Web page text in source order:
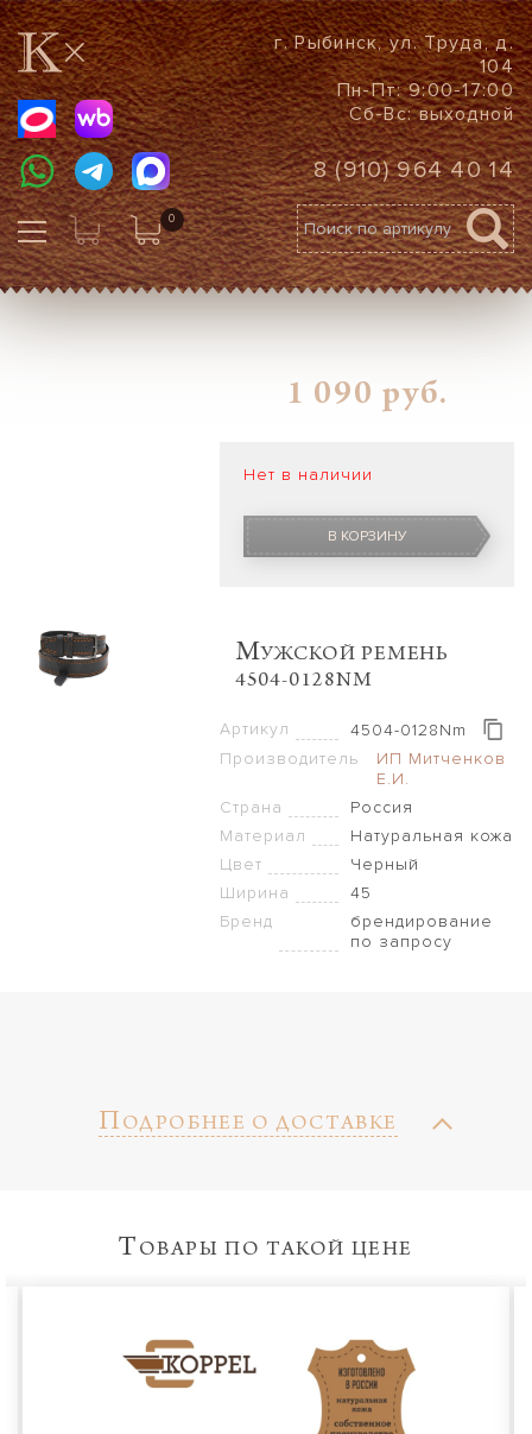
г. Рыбинск, ул. Труда, д.
104
Пн-Пт: 9:00-17:00
Сб-Вс: выходной
8 (910) 964 40 14
0
MУЖСКОЙ РЕМЕНЬ
4504-0128NM
1 090 руб.
Артикул
4504-0128Nm
Производитель
ИП Митченков
Е.И.
Страна
Россия
Материал
Натуральная кожа
Цвет
Черный
Ширина
45
Бренд
брендирование
по запросу
Нет в наличии
В КОРЗИНУ
П ОДРОБНЕЕ О ДОСТАВКЕ
Т ОВАРЫ ПО ТАКОЙ ЦЕНЕ